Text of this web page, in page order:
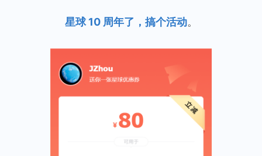
星球 10 周年了，搞个活动。